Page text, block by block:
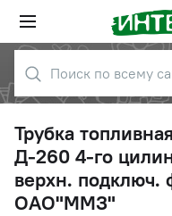
Трубка
Д-260 4-го
верхн. подключ.
ОАО"ММЗ"